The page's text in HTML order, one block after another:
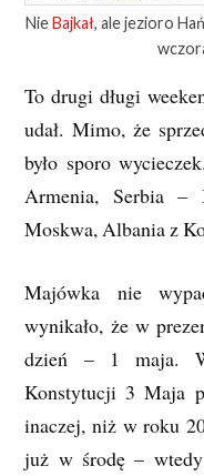
NieBajkał, ale jezioro
To drugi długi
udał. Mimo, że
było sporo
Armenia, Serbia –
Moskwa, Albania z
Majówka nie
wynikało, że w
dzień – 1 maja.
Konstytucji 3 Maja
inaczej, niż w roku
już w środę – wtedy